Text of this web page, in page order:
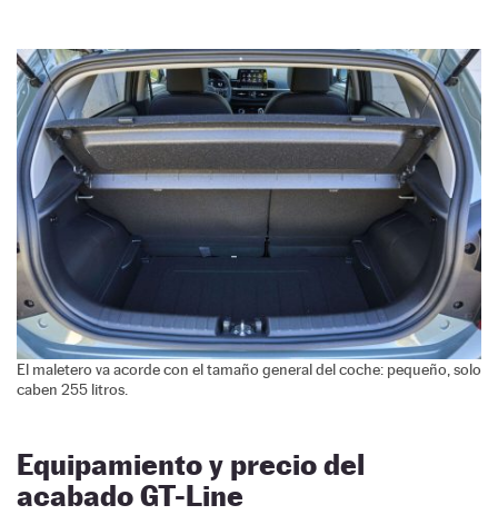
El maletero va acorde con el tamaño general del coche: pequeño, solo
caben 255 litros.
Equipamiento y precio del
acabado GT-Line